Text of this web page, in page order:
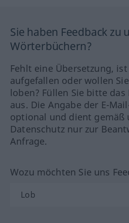
Sie haben Feedback zu
Wörterbüchern?
Fehlt eine Übersetzung,
aufgefallen oder wollen
loben? Füllen Sie bitte das
aus. Die Angabe der E-
optional und dient gemäß
Datenschutz nur zur
Anfrage.
Wozu möchten Sie uns